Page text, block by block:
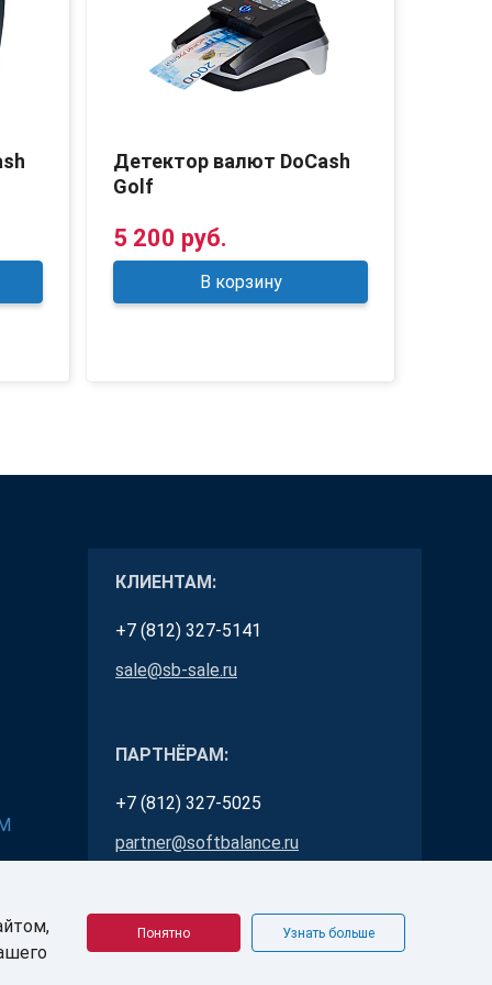
Детектор валют DoCash
Golf
5 200 руб.
В корзину
КЛИЕНТАМ:
+7 (812) 327-5141
sale@sb-sale.ru
ПАРТНЁРАМ:
+7 (812) 327-5025
partner@softbalance.ru
Понятно Узнать больше